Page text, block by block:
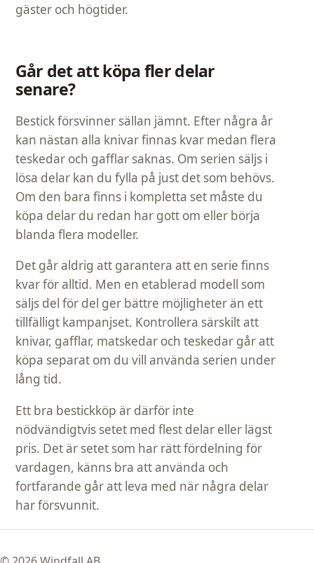
gäster och högtider.
Går det att köpa fler delar
senare?
Bestick försvinner sällan jämnt. Efter några år
kan nästan alla knivar finnas kvar medan flera
teskedar och gafflar saknas. Om serien säljs i
lösa delar kan du fylla på just det som behövs.
Om den bara finns i kompletta set måste du
köpa delar du redan har gott om eller börja
blanda flera modeller.
Det går aldrig att garantera att en serie finns
kvar för alltid. Men en etablerad modell som
säljs del för del ger bättre möjligheter än ett
tillfälligt kampanjset. Kontrollera särskilt att
knivar, gafflar, matskedar och teskedar går att
köpa separat om du vill använda serien under
lång tid.
Ett bra bestickköp är därför inte
nödvändigtvis setet med flest delar eller lägst
pris. Det är setet som har rätt fördelning för
vardagen, känns bra att använda och
fortfarande går att leva med när några delar
har försvunnit.